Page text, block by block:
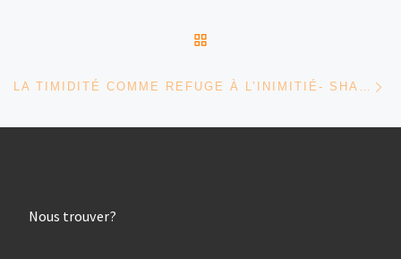
LA TIMIDITÉ COMME REFUGE À L’INIMITIÉ- SHAFIK BEN AMAR HYPNOSE RÉGRESSIVE ÉSOTÉRIQUES
Nous trouver?